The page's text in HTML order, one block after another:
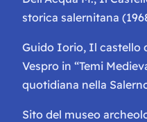
storica salernitana
Guido Iorio, Il castello
Vespro in “Temi
quotidiana nella
Sito del museo